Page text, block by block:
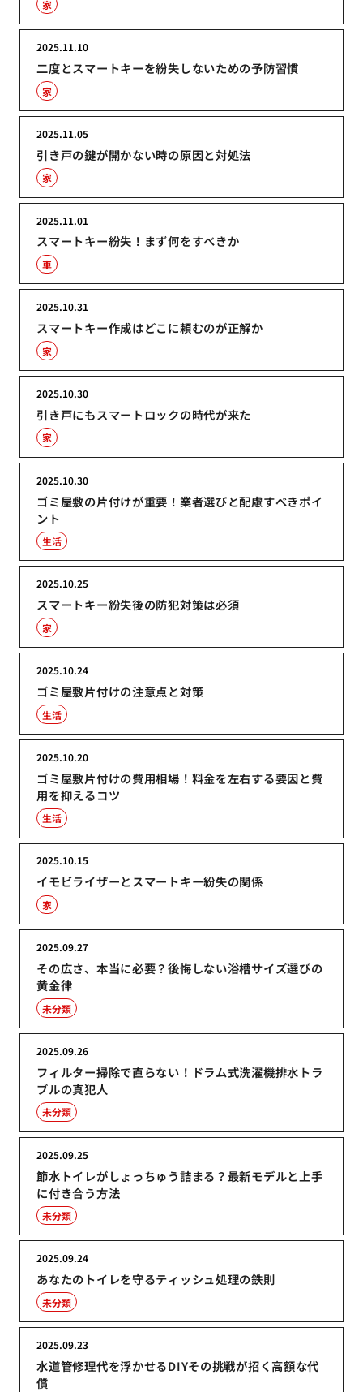
家
二度とスマートキーを紛失しないための予防習慣
2025.11.10
家
引き戸の鍵が開かない時の原因と対処法
2025.11.05
家
スマートキー紛失！まず何をすべきか
2025.11.01
車
スマートキー作成はどこに頼むのが正解か
2025.10.31
家
引き戸にもスマートロックの時代が来た
2025.10.30
家
ゴミ屋敷の片付けが重要！業者選びと配慮すべきポイ
ント
2025.10.30
生活
スマートキー紛失後の防犯対策は必須
2025.10.25
家
ゴミ屋敷片付けの注意点と対策
2025.10.24
生活
ゴミ屋敷片付けの費用相場！料金を左右する要因と費
用を抑えるコツ
2025.10.20
生活
イモビライザーとスマートキー紛失の関係
2025.10.15
家
その広さ、本当に必要？後悔しない浴槽サイズ選びの
黄金律
2025.09.27
未分類
フィルター掃除で直らない！ドラム式洗濯機排水トラ
ブルの真犯人
2025.09.26
未分類
節水トイレがしょっちゅう詰まる？最新モデルと上手
に付き合う方法
2025.09.25
未分類
あなたのトイレを守るティッシュ処理の鉄則
2025.09.24
未分類
水道管修理代を浮かせるDIYその挑戦が招く高額な代
償
2025.09.23